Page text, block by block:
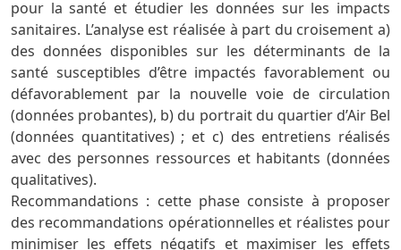
pour la santé et étudier les données sur les impacts
sanitaires. L’analyse est réalisée à part du croisement a)
des données disponibles sur les déterminants de la
santé susceptibles d’être impactés favorablement ou
défavorablement par la nouvelle voie de circulation
(données probantes), b) du portrait du quartier d’Air Bel
(données quantitatives) ; et c) des entretiens réalisés
avec des personnes ressources et habitants (données
qualitatives).
Recommandations : cette phase consiste à proposer
des recommandations opérationnelles et réalistes pour
minimiser les effets négatifs et maximiser les effets